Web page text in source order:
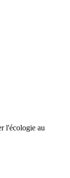
l'écologie au